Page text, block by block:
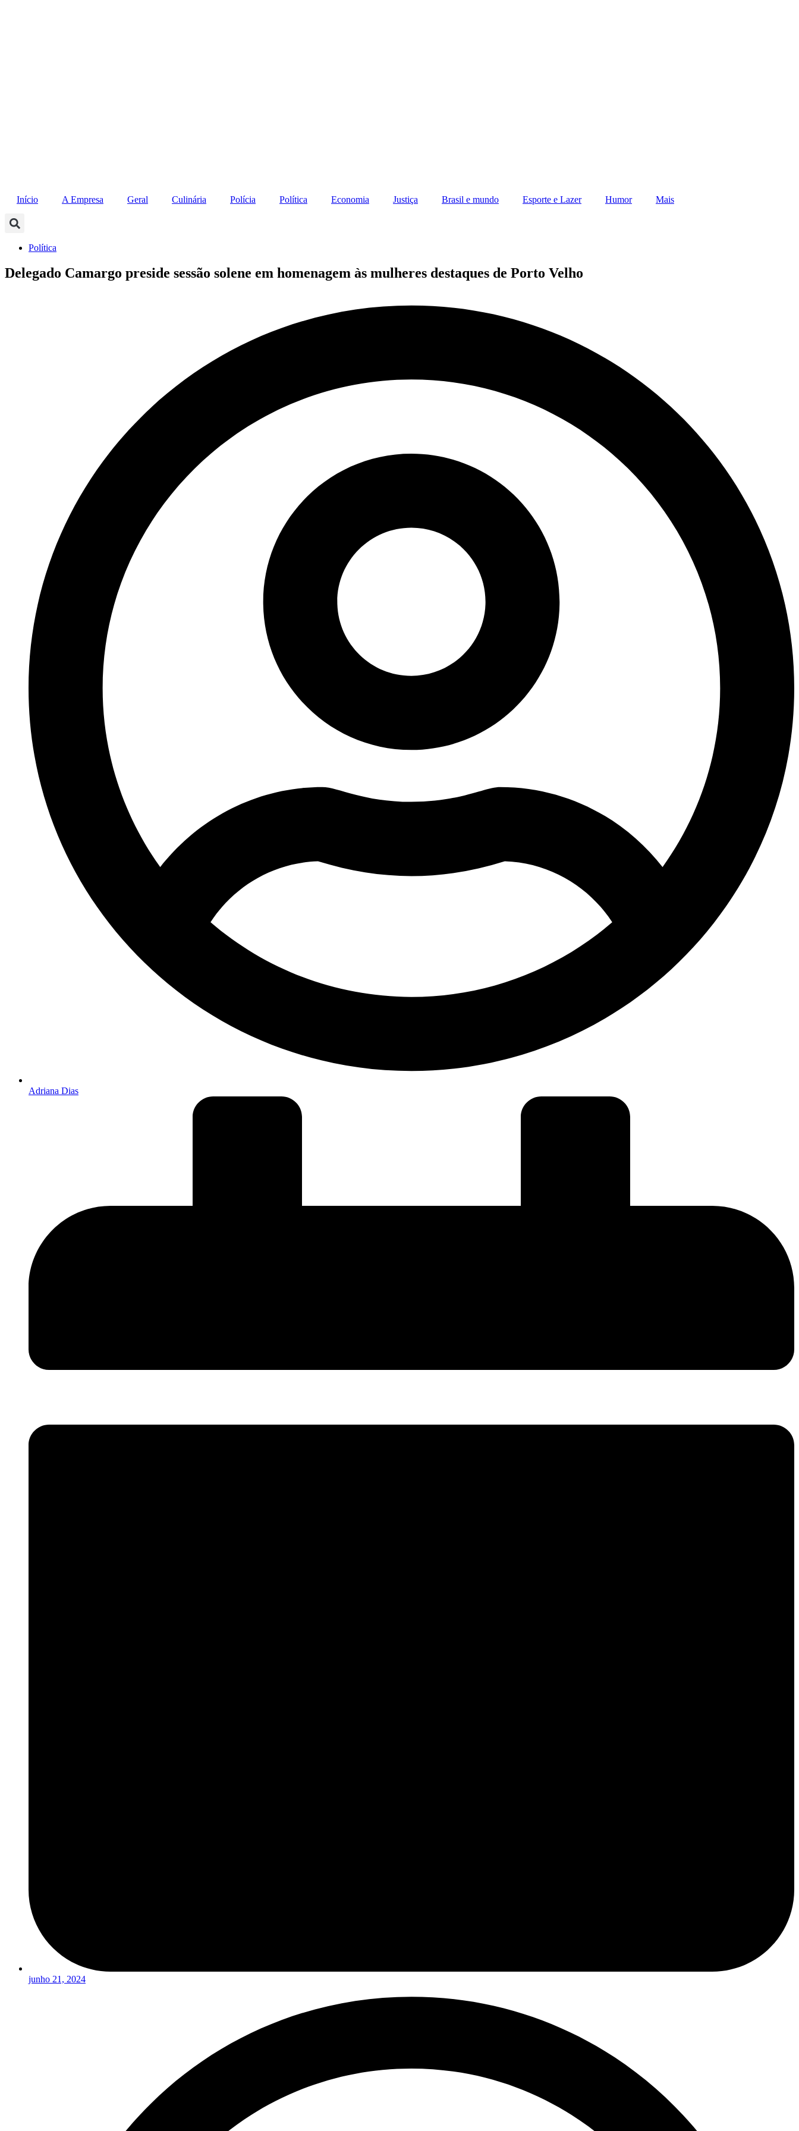
Início A Empresa Geral Culinária Polícia Política Economia Justiça Brasil e mundo Esporte e Lazer Humor Mais
Política
Delegado Camargo preside sessão solene em homenagem às mulheres destaques de Porto Velho
Adriana Dias
junho 21, 2024